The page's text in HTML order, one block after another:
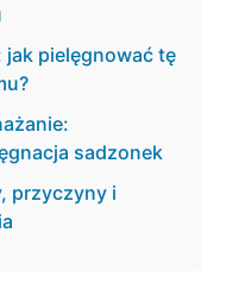
jak pielęgnować tę
sadzonek
przyczyny i